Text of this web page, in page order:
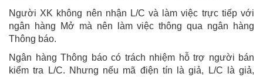
Người XK không nên nhận L/C và làm việc trực tiếp với
ngân hàng Mở mà nên làm việc thông qua ngân hàng
Thông báo.
Ngân hàng Thông báo có trách nhiệm hỗ trợ người bán
kiểm tra L/C. Nhưng nếu mã điện tín là giả, L/C là giả,